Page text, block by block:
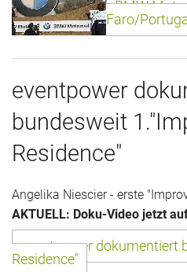
Das war 2011
eventpower World
Services + Locations
Projekte + Kunden
Historie + Gegenwart
Presse + Medien
BMW
Faro/
eventpower
bundesweit
Residence"
Angelika Niescier - erste
AKTUELL: Doku-Video jetzt
eventpower dokumentiert
Residence"